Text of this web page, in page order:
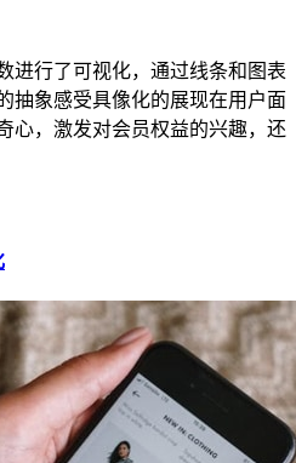
进行了可视化，通过线条和图表
抽象感受具像化的展现在用户面
心，激发对会员权益的兴趣，还